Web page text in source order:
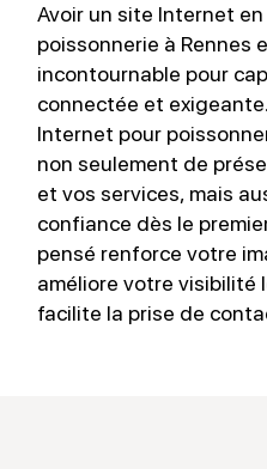
Avoir un site Internet
poissonnerie à Rennes
incontournable pour
connectée et
Internet pour
non seulement de
et vos services, mais
confiance dès le
pensé renforce votre
améliore votre visibilité
facilite la prise de